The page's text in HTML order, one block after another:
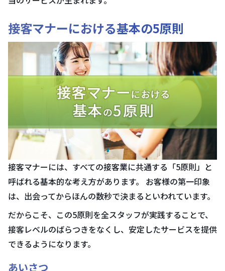
接客マナーにおける基本の5原則
接客マナーには、すべての接客業に共通する「5原則」と
呼ばれる基本的な考え方があります。 お客様の第一印象
は、出会ってからほんの数秒で決まるといわれています。
だからこそ、この5原則を全スタッフが実践することで、
接客レベルのばらつきをなくし、安定したサービスを提供
できるようになります。
あいさつ